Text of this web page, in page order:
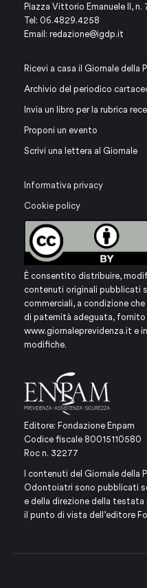
Piazza Vittorio Emanuele II, n.
Tel: 06.4829.4258
Email: redazione@igdp.it
Ricevi a casa il Giornale della
Archivio del periodico
Invia un libro per la rubrica
Proponi un evento
Scrivi una lettera al Giornale
Informativa privacy
Cookie policy
È consentito distribuire,
contenuti originali pubblicati
commerciali, a condizione
di paternità adeguata, fornito
www.giornaleprevidenza.it e
modifiche.
Editore: Fondazione Enpam
Codice fiscale 80015110580
Roc n. 32277
I contenuti del Giornale della
Odontoiatri sono pubblicati
e della direzione della
il punto di vista dell’editore